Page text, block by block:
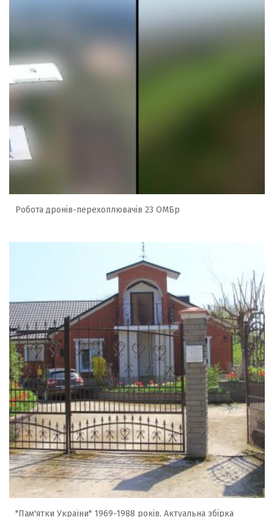
Робота дронів-перехоплювачів 23 ОМБр
"Пам'ятки України" 1969-1988 років. Актуальна збірка